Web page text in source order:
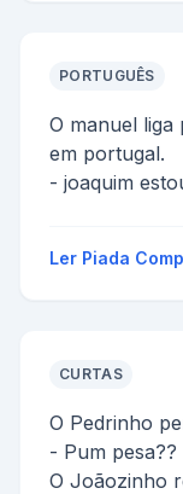
PORTUGUÊS
O manuel liga
em portugal.
- joaquim estou ca no brasil e descobri uma
Ler Piada
CURTAS
O Pedrinho
- Pum pesa??
O Joãozinho